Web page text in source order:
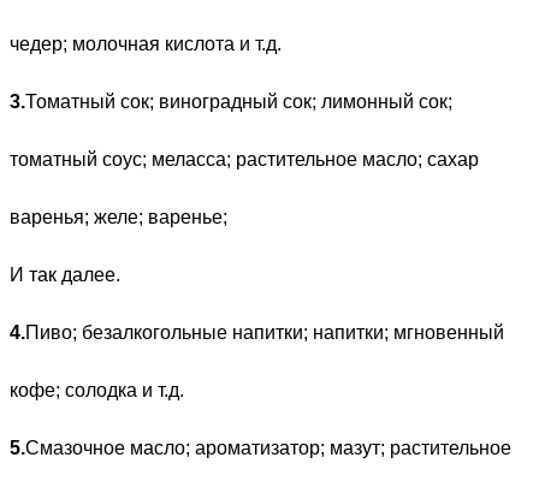
чедер; молочная кислота и т.д.
3.Томатный сок; виноградный сок; лимонный сок;
томатный соус; меласса; растительное масло; сахар
варенья; желе; варенье;
И так далее.
4.Пиво; безалкогольные напитки; напитки; мгновенный
кофе; солодка и т.д.
5.Смазочное масло; ароматизатор; мазут; растительное